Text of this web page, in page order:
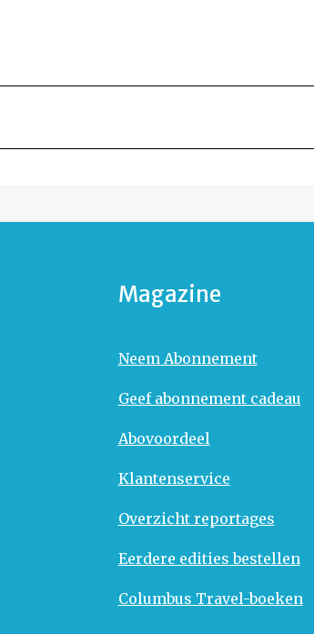
Magazine
Neem Abonnement
Geef abonnement cadeau
Abovoordeel
Klantenservice
Overzicht reportages
Eerdere edities bestellen
Columbus Travel-boeken